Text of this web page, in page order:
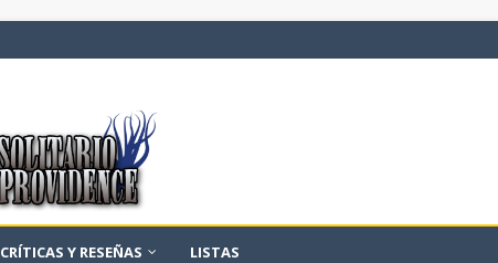
CRÍTICAS Y RESEÑAS LISTAS